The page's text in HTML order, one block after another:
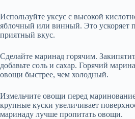
Используйте уксус с высокой
яблочный или винный. Это ускоряет
приятный вкус.
Сделайте маринад горячим.
добавьте соль и сахар. Горячий
овощи быстрее, чем холодный.
Измельчите овощи перед
крупные куски увеличивает
маринаду лучше пропитать овощи.